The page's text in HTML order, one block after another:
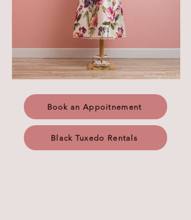
Book an Appoitnement
Black Tuxedo Rentals